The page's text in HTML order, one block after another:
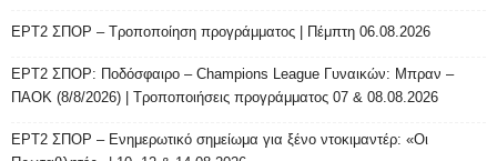
ΕΡΤ2 ΣΠΟΡ – Τροποποίηση προγράμματος | Πέμπτη 06.08.2026
ΕΡΤ2 ΣΠΟΡ: Ποδόσφαιρο – Champions League Γυναικών: Μπραν –
ΠΑΟΚ (8/8/2026) | Τροποποιήσεις προγράμματος 07 & 08.08.2026
ΕΡΤ2 ΣΠΟΡ – Ενημερωτικό σημείωμα για ξένο ντοκιμαντέρ: «Οι